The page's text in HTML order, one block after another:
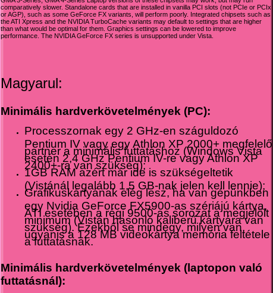
comparatively slower. Standalone cards that are installed in vanilla PCI slots (not PCIe or PCIx
or AGP), such as some GeForce FX variants, will perform poorly. Integrated chipsets such as
the ATI Xpress and the NVIDIA TurboCache variants may default to settings that are higher
than what would be optimal for them. Graphics settings can be lowered to improve
performance. The NVIDIA GeForce FX series is unsupported under Vista.
Magyarul:
Minimális hardverkövetelmények (PC):
Processzornak egy 2 GHz-en száguldozó
Pentium IV vagy egy Athlon XP 2000+ megfelelő
partner a minimális futtatáshoz (Windows Vista
esetén 2,4 GHz Pentium IV-re vagy Athlon XP
2400+-ra van szükség);
1GB RAM azért már ide is szükségeltetik
(Vistánál legalább 1,5 GB-nak jelen kell lennie);
Grafikuskártyának elég lesz, ha van gépünkben
egy Nvidia GeForce FX5900-as szériájú kártya,
ATI esetében a régi 9500-as sorozat a megjelölt
minimum (Vistán hasonló kaliberű kártyára van
szükség). Ezekből se mindegy, milyen van,
ugyanis a 128 MB videokártya memória feltétele
a futtatásnak.
Minimális hardverkövetelmények (laptopon való
futtatásnál):